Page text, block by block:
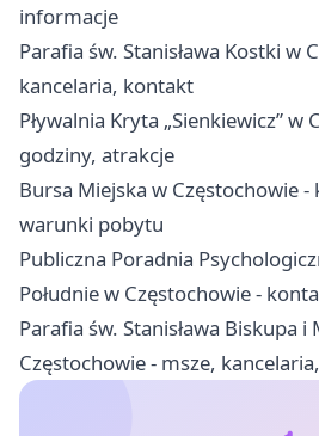
informacje
Parafia św. Stanisława Kostki w
kancelaria, kontakt
Pływalnia Kryta „Sienkiewicz” w
godziny, atrakcje
Bursa Miejska w Częstochowie
warunki pobytu
Publiczna Poradnia
Południe w Częstochowie -
Parafia św. Stanisława Biskupa i
Częstochowie - msze,